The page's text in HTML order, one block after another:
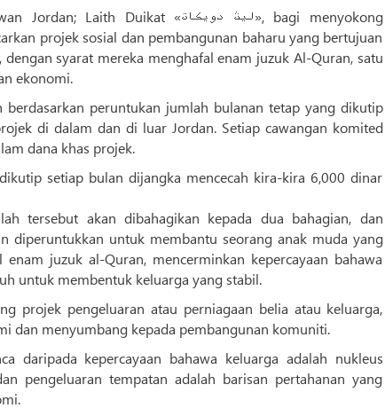
projek sosial dan pembangunan baharu yang bertujuan
syarat mereka menghafal enam juzuk Al-Quran, satu
ekonomi.
peruntukan jumlah bulanan tetap yang dikutip
di dalam dan di luar Jordan. Setiap cawangan komited
dana khas projek.
setiap bulan dijangka mencecah kira-kira 6,000 dinar
tersebut akan dibahagikan kepada dua bahagian, dan
diperuntukkan untuk membantu seorang anak muda yang
juzuk al-Quran, mencerminkan kepercayaan bahawa
untuk membentuk keluarga yang stabil.
projek pengeluaran atau perniagaan belia atau keluarga,
dan menyumbang kepada pembangunan komuniti.
daripada kepercayaan bahawa keluarga adalah nukleus
pengeluaran tempatan adalah barisan pertahanan yang